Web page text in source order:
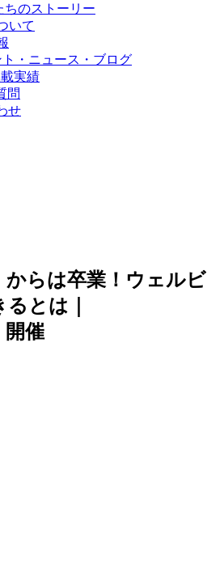
ちのストーリー
いて
ト・ニュース・ブログ
実績
問
せ
からは卒業！ウェルビ
とは｜
開催